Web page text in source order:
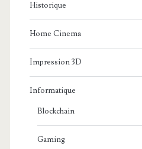
Historique
Home Cinema
Impression 3D
Informatique
Blockchain
Gaming